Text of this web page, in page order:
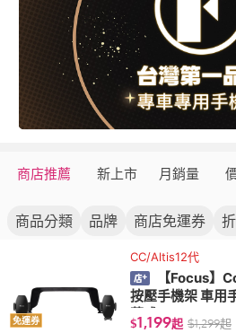
商店推薦 新上市 月銷量
商品分類 品牌 商店免運券
免運券
CC/Altis12代
【Focus】
按壓手機架 車用
幕式
$1,199起 $1,299起